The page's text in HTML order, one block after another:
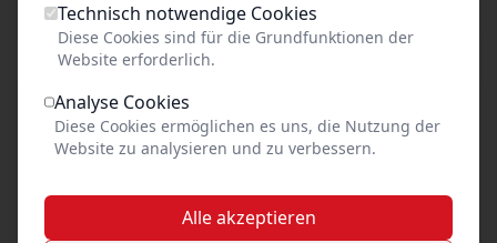
Weitere Informationen
Ambienta auf Gut Sierhagen
Technisch notwendige Cookies
Diese Cookies sind für die Grundfunktionen der
Website erforderlich.
Analyse Cookies
Diese Cookies ermöglichen es uns, die Nutzung der
Website zu analysieren und zu verbessern.
Alle akzeptieren